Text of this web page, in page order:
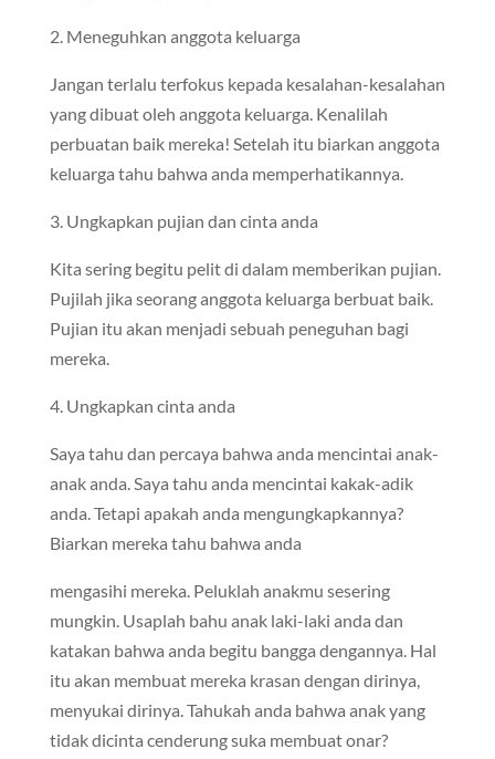
2. Meneguhkan anggota keluarga
Jangan terlalu terfokus kepada kesalahan-kesalahan
yang dibuat oleh anggota keluarga. Kenalilah
perbuatan baik mereka! Setelah itu biarkan anggota
keluarga tahu bahwa anda memperhatikannya.
3. Ungkapkan pujian dan cinta anda
Kita sering begitu pelit di dalam memberikan pujian.
Pujilah jika seorang anggota keluarga berbuat baik.
Pujian itu akan menjadi sebuah peneguhan bagi
mereka.
4. Ungkapkan cinta anda
Saya tahu dan percaya bahwa anda mencintai anak-
anak anda. Saya tahu anda mencintai kakak-adik
anda. Tetapi apakah anda mengungkapkannya?
Biarkan mereka tahu bahwa anda
mengasihi mereka. Peluklah anakmu sesering
mungkin. Usaplah bahu anak laki-laki anda dan
katakan bahwa anda begitu bangga dengannya. Hal
itu akan membuat mereka krasan dengan dirinya,
menyukai dirinya. Tahukah anda bahwa anak yang
tidak dicinta cenderung suka membuat onar?